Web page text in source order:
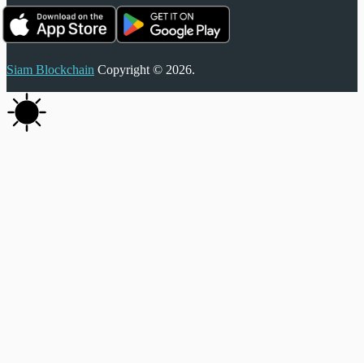
Siam Blockchain Copyright © 2026.